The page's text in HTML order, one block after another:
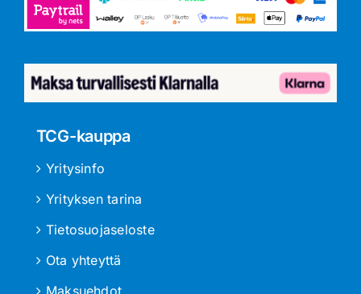
TCG-kauppa
Yritysinfo
Yrityksen tarina
Tietosuojaseloste
Ota yhteyttä
Maksuehdot